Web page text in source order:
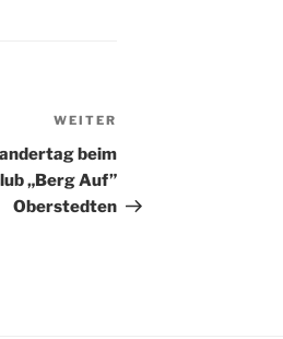
Beitrag
WEITER
beim
„Berg Auf”
Oberstedten